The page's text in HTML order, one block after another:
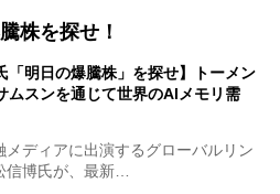
株を探せ！
「明日の爆騰株」を探せ】トーメン
ムスンを通じて世界のAIメモリ需
ディアに出演するグローバルリン
信博氏が、最新…